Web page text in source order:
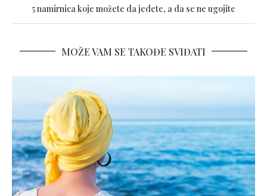
5 namirnica koje možete da jedete, a da se ne ugojite
MOŽE VAM SE TAKOĐE SVIĐATI